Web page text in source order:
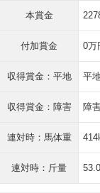
本賞金
付加賞金 0万
収得賞金：平地 平
収得賞金：障害 障
連対時：馬体重
連対時：斤量